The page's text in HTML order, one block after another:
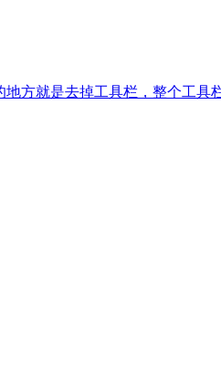
方就是去掉工具栏，整个工